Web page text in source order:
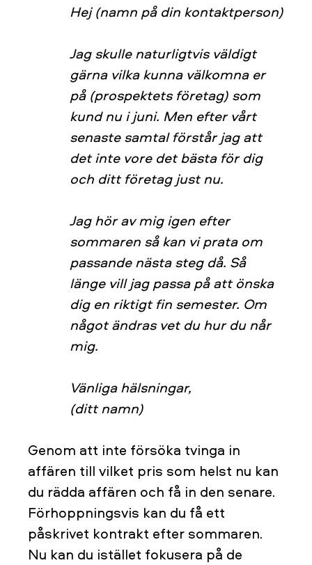
Hej (namn på din kontaktperson)
Jag skulle naturligtvis väldigt
gärna vilka kunna välkomna er
på (prospektets företag) som
kund nu i juni. Men efter vårt
senaste samtal förstår jag att
det inte vore det bästa för dig
och ditt företag just nu.
Jag hör av mig igen efter
sommaren så kan vi prata om
passande nästa steg då. Så
länge vill jag passa på att önska
dig en riktigt fin semester. Om
något ändras vet du hur du når
mig.
Vänliga hälsningar,
(ditt namn)
Genom att inte försöka tvinga in
affären till vilket pris som helst nu kan
du rädda affären och få in den senare.
Förhoppningsvis kan du få ett
påskrivet kontrakt efter sommaren.
Nu kan du istället fokusera på de